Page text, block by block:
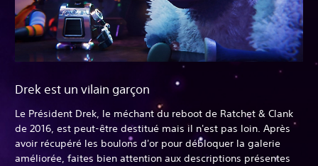
Drek est un vilain garçon
Le Président Drek, le méchant du reboot de Ratchet & Clank
de 2016, est peut-être destitué mais il n'est pas loin. Après
avoir récupéré les boulons d'or pour débloquer la galerie
améliorée, faites bien attention aux descriptions présentes